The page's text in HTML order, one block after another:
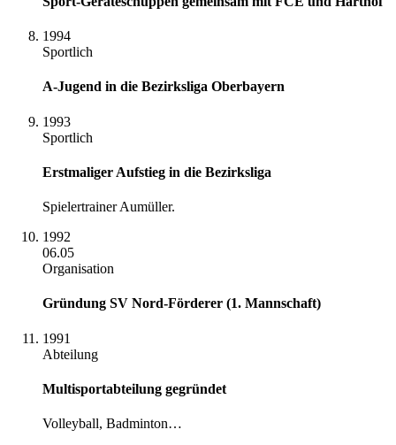
1994
Sportlich
A-Jugend in die Bezirksliga Oberbayern
1993
Sportlich
Erstmaliger Aufstieg in die Bezirksliga
Spielertrainer Aumüller.
1992
06.05
Organisation
Gründung SV Nord-Förderer (1. Mannschaft)
1991
Abteilung
Multisportabteilung gegründet
Volleyball, Badminton…